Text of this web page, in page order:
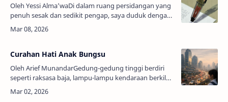
Oleh Yessi Alma’waDi dalam ruang persidangan yang
penuh sesak dan sedikit pengap, saya duduk dengan
tegap. Dalam pikiran, saya bergelut dengan
pertanyaan-pertanyaan yang berujung k…
Curahan Hati Anak Bungsu
Oleh Arief MunandarGedung-gedung tinggi berdiri
seperti raksasa baja, lampu-lampu kendaraan berkilat
di jalan-jalan layang, dan suara klakson yang
bersahut-sahutan setiap pagi. Di …